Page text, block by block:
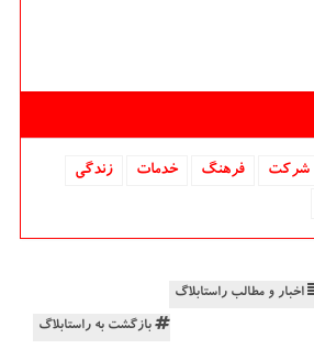
شركت فرهنگ خدمات
زندگی
اخبار و مطالب راستابلاگ
بازگشت به راستابلاگ